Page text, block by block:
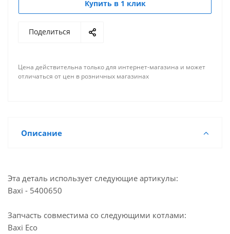
Купить в 1 клик
Поделиться
Цена действительна только для интернет-магазина и может
отличаться от цен в розничных магазинах
Описание
Эта деталь использует следующие артикулы:
Baxi - 5400650
Запчасть совместима со следующими котлами:
Baxi Eco